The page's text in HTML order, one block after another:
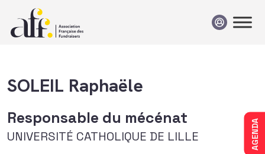
AGENDA
SOLEIL Raphaële
Responsable du mécénat
UNIVERSITÉ CATHOLIQUE DE LILLE